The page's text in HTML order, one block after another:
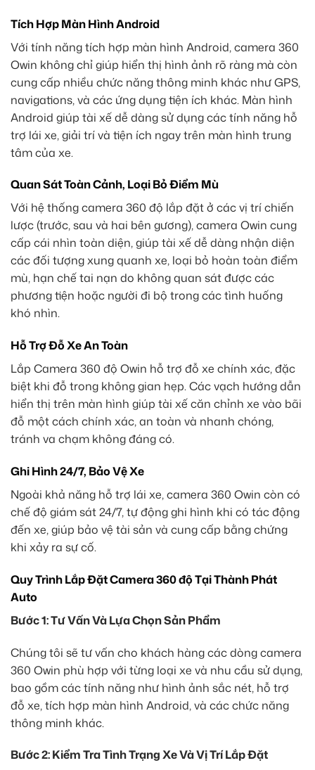
Tích Hợp Màn Hình Android
Với tính năng tích hợp màn hình Android, camera 360
Owin không chỉ giúp hiển thị hình ảnh rõ ràng mà còn
cung cấp nhiều chức năng thông minh khác như GPS,
navigations, và các ứng dụng tiện ích khác. Màn hình
Android giúp tài xế dễ dàng sử dụng các tính năng hỗ
trợ lái xe, giải trí và tiện ích ngay trên màn hình trung
tâm của xe.
Quan Sát Toàn Cảnh, Loại Bỏ Điểm Mù
Với hệ thống camera 360 độ lắp đặt ở các vị trí chiến
lược (trước, sau và hai bên gương), camera Owin cung
cấp cái nhìn toàn diện, giúp tài xế dễ dàng nhận diện
các đối tượng xung quanh xe, loại bỏ hoàn toàn điểm
mù, hạn chế tai nạn do không quan sát được các
phương tiện hoặc người đi bộ trong các tình huống
khó nhìn.
Hỗ Trợ Đỗ Xe An Toàn
Lắp Camera 360 độ Owin hỗ trợ đỗ xe chính xác, đặc
biệt khi đỗ trong không gian hẹp. Các vạch hướng dẫn
hiển thị trên màn hình giúp tài xế căn chỉnh xe vào bãi
đỗ một cách chính xác, an toàn và nhanh chóng,
tránh va chạm không đáng có.
Ghi Hình 24/7, Bảo Vệ Xe
Ngoài khả năng hỗ trợ lái xe, camera 360 Owin còn có
chế độ giám sát 24/7, tự động ghi hình khi có tác động
đến xe, giúp bảo vệ tài sản và cung cấp bằng chứng
khi xảy ra sự cố.
Quy Trình Lắp Đặt Camera 360 độ Tại Thành Phát
Auto
Bước 1: Tư Vấn Và Lựa Chọn Sản Phẩm
Chúng tôi sẽ tư vấn cho khách hàng các dòng camera
360 Owin phù hợp với từng loại xe và nhu cầu sử dụng,
bao gồm các tính năng như hình ảnh sắc nét, hỗ trợ
đỗ xe, tích hợp màn hình Android, và các chức năng
thông minh khác.
Bước 2: Kiểm Tra Tình Trạng Xe Và Vị Trí Lắp Đặt